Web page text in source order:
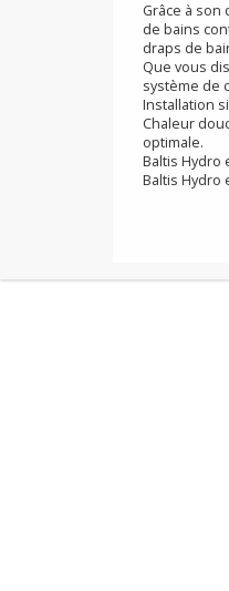
Design
de bains
Grâce à
de bains
draps de
Que
système
Baltis